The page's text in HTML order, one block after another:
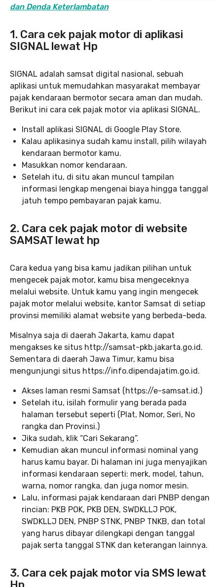
dan Denda Keterlambatan
1. Cara cek pajak motor di aplikasi
SIGNAL lewat Hp
SIGNAL adalah samsat digital nasional, sebuah
aplikasi untuk memudahkan masyarakat membayar
pajak kendaraan bermotor secara aman dan mudah.
Berikut ini cara cek pajak motor via aplikasi SIGNAL.
Install aplikasi SIGNAL di Google Play Store.
Kalau aplikasinya sudah kamu install, pilih wilayah
kendaraan bermotor kamu.
Masukkan nomor kendaraan.
Setelah itu, di situ akan muncul tampilan
informasi lengkap mengenai biaya hingga tanggal
jatuh tempo pembayaran pajak kamu.
2. Cara cek pajak motor di website
SAMSAT lewat hp
Cara kedua yang bisa kamu jadikan pilihan untuk
mengecek pajak motor, kamu bisa mengeceknya
melalui website. Untuk kamu yang ingin mengecek
pajak motor melalui website, kantor Samsat di setiap
provinsi memiliki alamat website yang berbeda-beda.
Misalnya saja di daerah Jakarta, kamu dapat
mengakses ke situs http://samsat-pkb.jakarta.go.id.
Sementara di daerah Jawa Timur, kamu bisa
mengunjungi situs https://info.dipendajatim.go.id.
Akses laman resmi Samsat (https://e-samsat.id.)
Setelah itu, isilah formulir yang berada pada
halaman tersebut seperti (Plat, Nomor, Seri, No
rangka dan Provinsi.)
Jika sudah, klik “Cari Sekarang”.
Kemudian akan muncul informasi nominal yang
harus kamu bayar. Di halaman ini juga menyajikan
informasi kendaraan seperti: merk, model, tahun,
warna, nomor rangka, dan juga nomor mesin.
Lalu, informasi pajak kendaraan dari PNBP dengan
rincian: PKB POK, PKB DEN, SWDKLLJ POK,
SWDKLLJ DEN, PNBP STNK, PNBP TNKB, dan total
yang harus dibayar dilengkapi dengan tanggal
pajak serta tanggal STNK dan keterangan lainnya.
3. Cara cek pajak motor via SMS lewat